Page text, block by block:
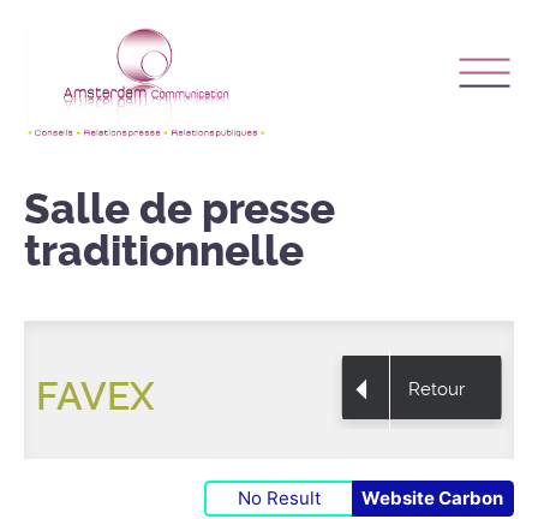
Salle de presse
traditionnelle
Retour
FAVEX
No Result Website Carbon